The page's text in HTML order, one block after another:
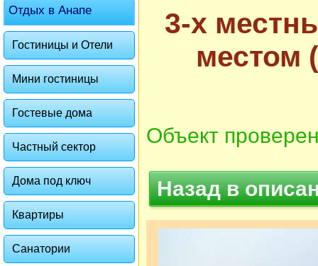
Отдых в Анапе
Гостиницы и Отели
Мини гостиницы
Гостевые дома
Частный сектор
Дома под ключ
Квартиры
Санатории
3-х
местом
Объект
Назад в